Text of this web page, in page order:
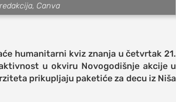
Canva
humanitarni kviz znanja u četvrtak 21.
u okviru Novogodišnje akcije u
prikupljaju paketiće za decu iz Niša